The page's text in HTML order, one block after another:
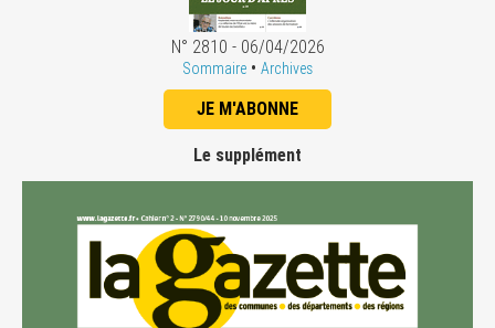
N° 2810 - 06/04/2026
Sommaire • Archives
JE M'ABONNE
Le supplément